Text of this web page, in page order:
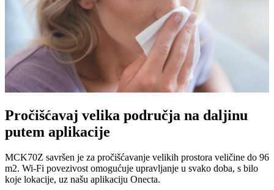
Pročišćavaj velika područja na daljinu
putem aplikacije
MCK70Z savršen je za pročišćavanje velikih prostora veličine do 96
m2. Wi-Fi povezivost omogućuje upravljanje u svako doba, s bilo
koje lokacije, uz našu aplikaciju Onecta.